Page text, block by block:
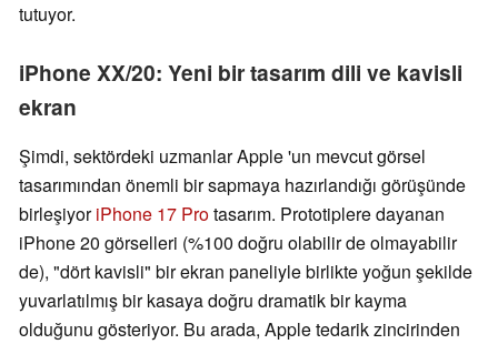
tutuyor.
iPhone XX/20: Yeni bir tasarım dili ve kavisli
ekran
Şimdi, sektördeki uzmanlar Apple 'un mevcut görsel
tasarımından önemli bir sapmaya hazırlandığı görüşünde
birleşiyoriPhone 17 Protasarım. Prototiplere dayanan
iPhone 20 görselleri (%100 doğru olabilir de olmayabilir
de), "dört kavisli" bir ekran paneliyle birlikte yoğun şekilde
yuvarlatılmış bir kasaya doğru dramatik bir kayma
olduğunu gösteriyor. Bu arada, Apple tedarik zincirinden